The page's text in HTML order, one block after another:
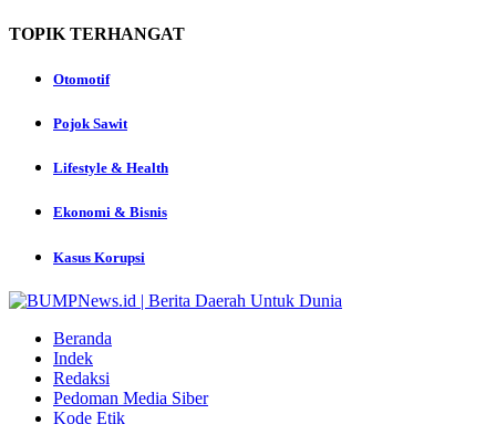
TOPIK TERHANGAT
Otomotif
Pojok Sawit
Lifestyle & Health
Ekonomi & Bisnis
Kasus Korupsi
Beranda
Indek
Redaksi
Pedoman Media Siber
Kode Etik